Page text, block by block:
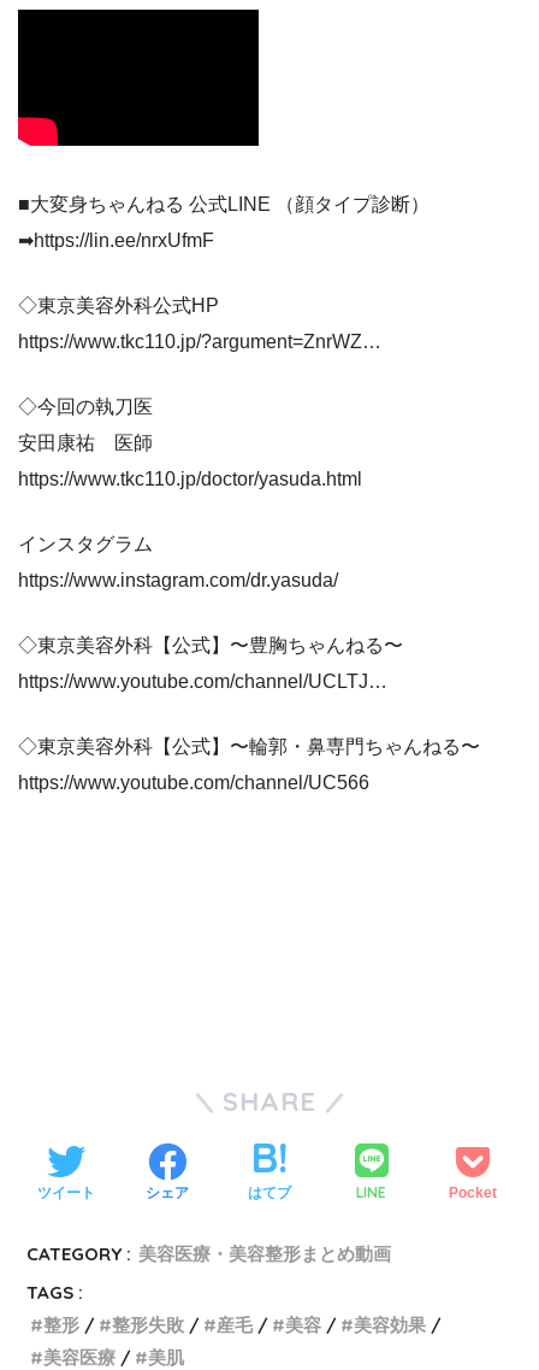
■大変身ちゃんねる 公式LINE （顔タイプ診断）
➡︎https://lin.ee/nrxUfmF
◇東京美容外科公式HP
https://www.tkc110.jp/?argument=ZnrWZ…
◇今回の執刀医
安田康祐 医師
https://www.tkc110.jp/doctor/yasuda.html
インスタグラム
https://www.instagram.com/dr.yasuda/
◇東京美容外科【公式】〜豊胸ちゃんねる〜
https://www.youtube.com/channel/UCLTJ…
◇東京美容外科【公式】〜輪郭・鼻専門ちゃんねる〜
https://www.youtube.com/channel/UC566
SHARE
ツイート シェア はてブ LINE Pocket
CATEGORY : 美容医療・美容整形まとめ動画
TAGS :
整形
整形失敗 産毛 美容
美容効果
美容医療
美肌